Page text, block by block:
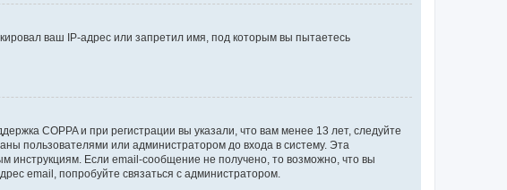
ваш IP-адрес или запретил имя, под которым вы пытаетесь
COPPA и при регистрации вы указали, что вам менее 13 лет, следуйте
пользователями или администратором до входа в систему. Эта
Если email-сообщение не получено, то возможно, что вы
email, попробуйте связаться с администратором.